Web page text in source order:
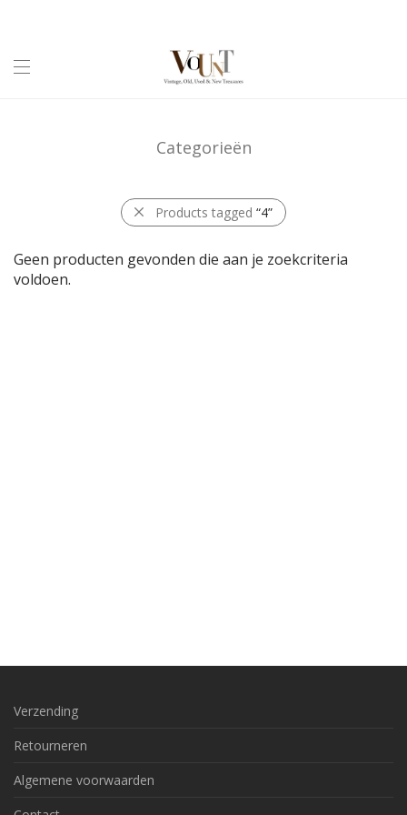
Categorieën
Products tagged “4”
Geen producten gevonden die aan je zoekcriteria
voldoen.
Verzending
Retourneren
Algemene voorwaarden